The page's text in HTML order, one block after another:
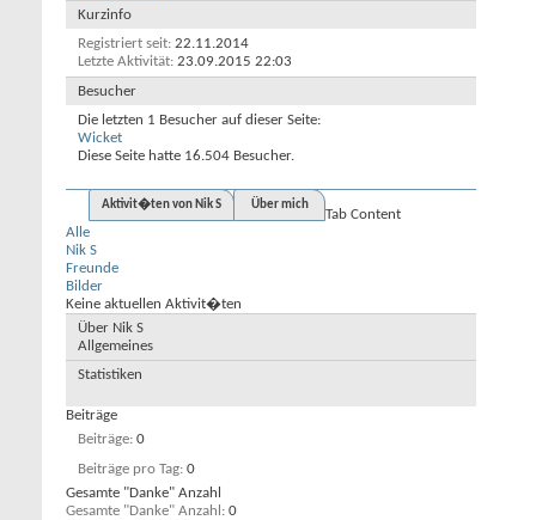
Kurzinfo
Registriert seit 22.11.2014
Letzte Aktivität 23.09.2015 22:03
Besucher
Die letzten 1 Besucher auf dieser Seite:
Wicket
Diese Seite hatte 16.504 Besucher.
Aktivit�ten von Nik S Über mich
Tab Content
Alle
Nik S
Freunde
Bilder
Keine aktuellen Aktivit�ten
Über Nik S
Allgemeines
Statistiken
Beiträge
Beiträge 0
Beiträge pro Tag 0
Gesamte "Danke" Anzahl
Gesamte "Danke" Anzahl
0